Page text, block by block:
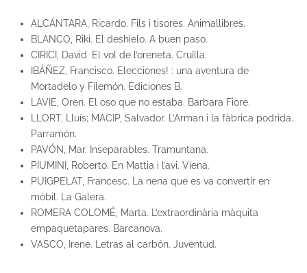
ALCÁNTARA, Ricardo. Fils i tisores. Animallibres.
BLANCO, Riki. El deshielo. A buen paso.
CIRICI, David. El vol de l’oreneta. Cruïlla.
IBÁÑEZ, Francisco. Elecciones! : una aventura de
Mortadelo y Filemón. Ediciones B.
LAVIE, Oren. El oso que no estaba. Barbara Fiore.
LLORT, Lluís; MACIP, Salvador. L’Arman i la fàbrica podrida.
Parramón.
PAVÓN, Mar. Inseparables. Tramuntana.
PIUMINI, Roberto. En Mattia i l’avi. Viena.
PUIGPELAT, Francesc. La nena que es va convertir en
mòbil. La Galera.
ROMERA COLOMÉ, Marta. L’extraordinària màquita
empaquetapares. Barcanova.
VASCO, Irene. Letras al carbón. Juventud.